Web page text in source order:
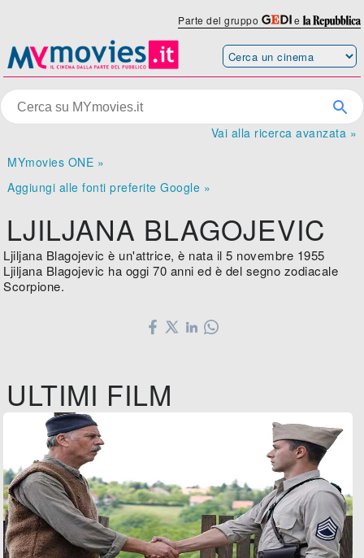
Parte del gruppo e
Vai alla ricerca avanzata »
MYmovies ONE »
Aggiungi alle fonti preferite Google »
LJILJANA BLAGOJEVIC
Ljiljana Blagojevic è un'attrice, è nata il 5 novembre 1955
Ljiljana Blagojevic ha oggi 70 anni ed è del segno zodiacale
Scorpione.
ULTIMI FILM